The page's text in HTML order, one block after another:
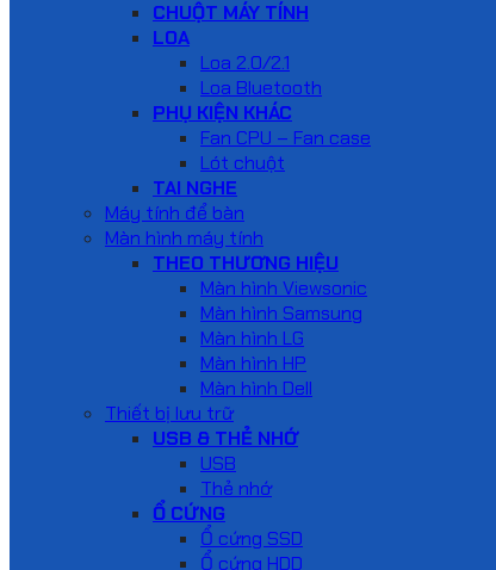
CHUỘT MÁY TÍNH
LOA
Loa 2.0/2.1
Loa Bluetooth
PHỤ KIỆN KHÁC
Fan CPU – Fan case
Lót chuột
TAI NGHE
Máy tính để bàn
Màn hình máy tính
THEO THƯƠNG HIỆU
Màn hình Viewsonic
Màn hình Samsung
Màn hình LG
Màn hình HP
Màn hình Dell
Thiết bị lưu trữ
USB & THẺ NHỚ
USB
Thẻ nhớ
Ổ CỨNG
Ổ cứng SSD
Ổ cứng HDD